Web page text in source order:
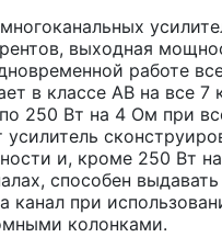
выходная
работе
в классе AB на все 7
250 Вт на 4 Ом при
усилитель
и, кроме 250 Вт
способен
канал при
колонками.